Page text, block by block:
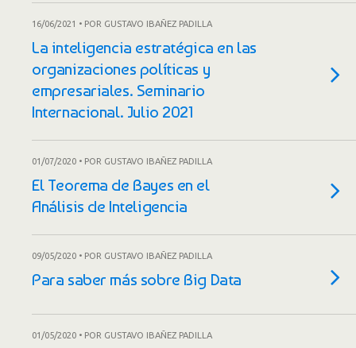
16/06/2021 • POR GUSTAVO IBAÑEZ PADILLA
La inteligencia estratégica en las
organizaciones políticas y
empresariales. Seminario
Internacional. Julio 2021
01/07/2020 • POR GUSTAVO IBAÑEZ PADILLA
El Teorema de Bayes en el
Análisis de Inteligencia
09/05/2020 • POR GUSTAVO IBAÑEZ PADILLA
Para saber más sobre Big Data
01/05/2020 • POR GUSTAVO IBAÑEZ PADILLA